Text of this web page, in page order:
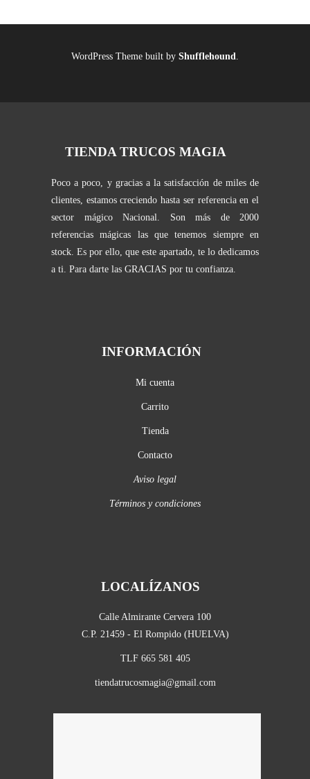
WordPress Theme built by Shufflehound
TIENDA TRUCOS MAGIA
Poco a poco, y gracias a la satisfacción de miles de
clientes, estamos creciendo hasta ser referencia en el
sector mágico Nacional. Son más de 2000
referencias mágicas las que tenemos siempre en
stock. Es por ello, que este apartado, te lo dedicamos
a ti. Para darte las GRACIAS por tu confianza.
INFORMACIÓN
Mi cuenta
Carrito
Tienda
Contacto
Aviso legal
Términos y condiciones
LOCALÍZANOS
Calle Almirante Cervera 100
C.P. 21459 - El Rompido (HUELVA)
TLF 665 581 405
tiendatrucosmagia@gmail.com